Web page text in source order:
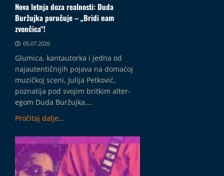
Nova letnja doza realnosti: Duda
Buržujka poručuje – „Bridi nam
zvončica“!
05.07.2026
Glumica, kantautorka i jedna od
najautentičnijih pojava na domaćoj
muzičkoj sceni, Julija Petković,
poznatija pod svojim britkim alter-
egom Duda Buržujka,…
Pročitaj dalje…